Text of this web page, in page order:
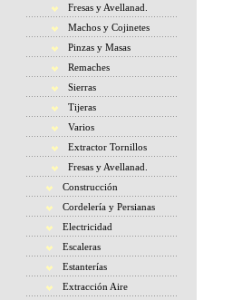
Fresas y Avellanad.
Machos y Cojinetes
Pinzas y Masas
Remaches
Sierras
Tijeras
Varios
Extractor Tornillos
Fresas y Avellanad.
Construcción
Cordelería y Persianas
Electricidad
Escaleras
Estanterías
Extracción Aire